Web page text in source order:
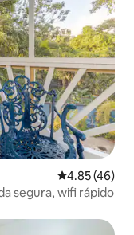
Calificación
4.85 (46)
segura, wifi rápido